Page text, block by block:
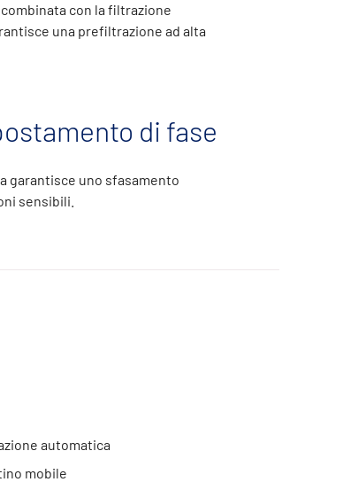
con la filtrazione
una prefiltrazione ad alta
di fase
garantisce uno sfasamento
sensibili.
automatica
mobile